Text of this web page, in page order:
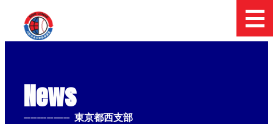
News
-------------- 東京都西支部